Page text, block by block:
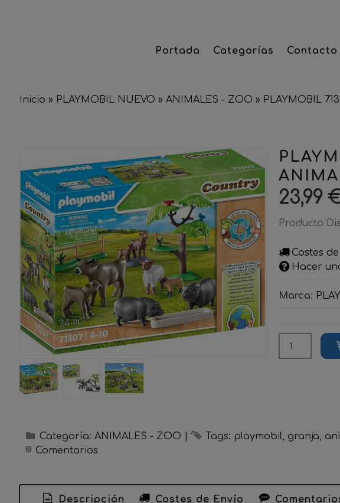
Portada Categorías Contacto
Inicio » PLAYMOBIL NUEVO » ANIMALES - ZOO » PLAYMOBIL
23,99
Producto
Costes
Hacer
Marca:
Categoría: ANIMALES - ZOO Tags: playmobil granja
Comentarios
Descripción Costes de Envío